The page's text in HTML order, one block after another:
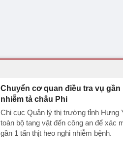
Chuyển cơ quan điều tra vụ gần
nhiễm tả châu Phi
Chi cục Quản lý thị trường tỉnh Hưng
toàn bộ tang vật đến công an để xác
gần 1 tấn thịt heo nghi nhiễm bệnh.